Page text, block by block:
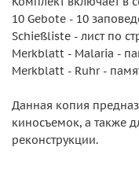
10 Gebote - 10
Schießliste - лист по
Merkblatt - Malaria -
Merkblatt - Ruhr -
Данная копия
киносъемок, а также
реконструкции.